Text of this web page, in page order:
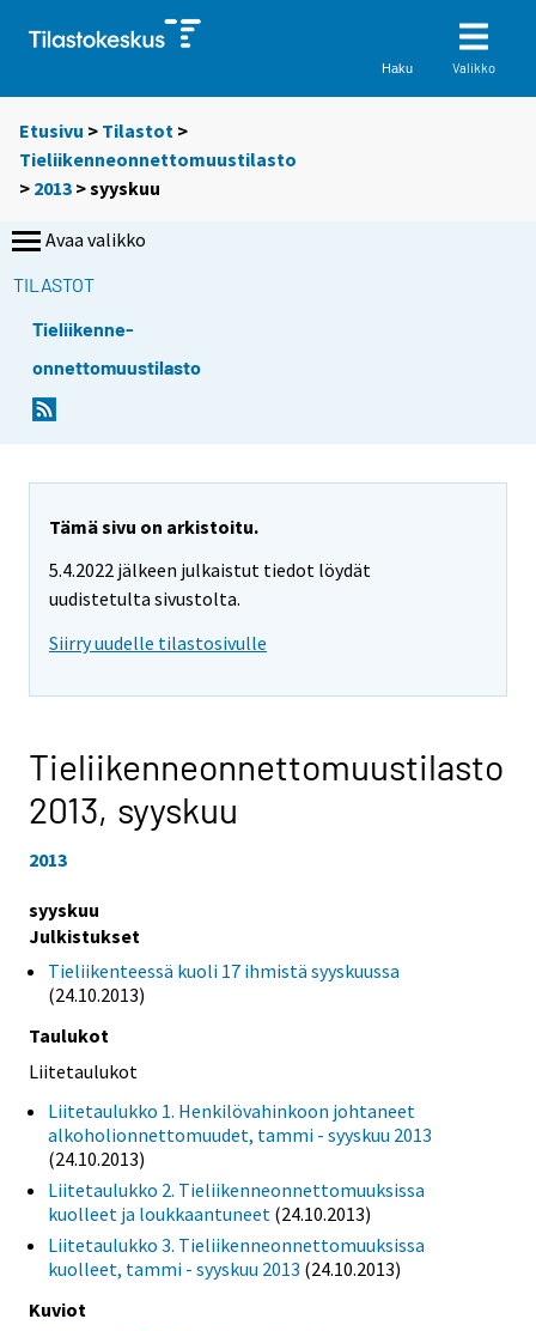
Haku Valikko
Etusivu > Tilastot >
Tieliikenneonnettomuustilasto
> 2013 >syyskuu
Avaa valikko
TILASTOT
Tieliikenne-
onnettomuustilasto
Tämä sivu on arkistoitu.
5.4.2022 jälkeen julkaistut tiedot löydät
uudistetulta sivustolta.
Siirry uudelle tilastosivulle
Tieliikenneonnettomuustilasto
2013, syyskuu
2013
syyskuu
Julkistukset
Tieliikenteessä kuoli 17 ihmistä syyskuussa
(24.10.2013)
Taulukot
Liitetaulukot
Liitetaulukko 1. Henkilövahinkoon johtaneet
alkoholionnettomuudet, tammi - syyskuu 2013
(24.10.2013)
Liitetaulukko 2. Tieliikenneonnettomuuksissa
kuolleet ja loukkaantuneet (24.10.2013)
Liitetaulukko 3. Tieliikenneonnettomuuksissa
kuolleet, tammi - syyskuu 2013 (24.10.2013)
Kuviot